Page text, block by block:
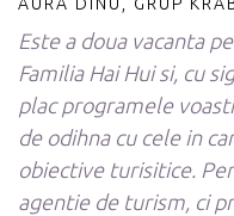
Este a doua vacanta
Familia Hai Hui si, cu
plac programele
de odihna cu cele in
obiective turisitice.
agentie de turism, ci